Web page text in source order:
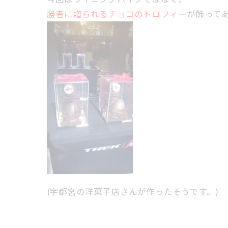
勝者に贈られるチョコのトロフィーが飾って
(宇都宮の洋菓子店さんが作ったそうです。)